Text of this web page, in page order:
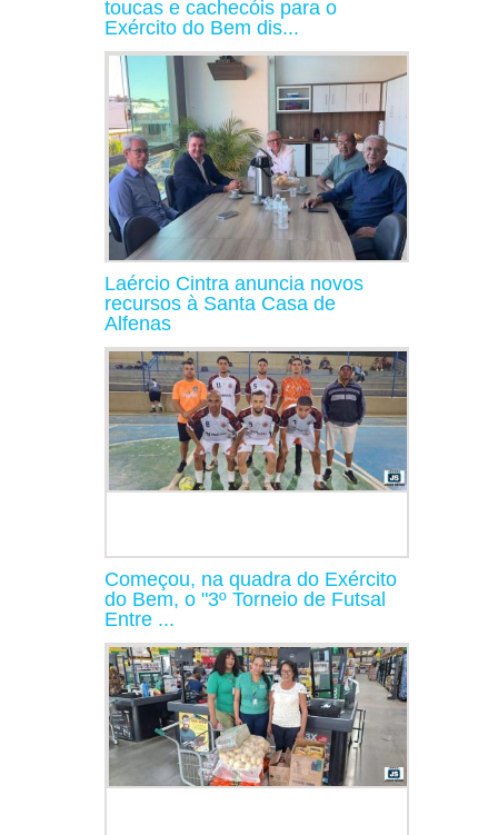
toucas e cachecóis para o
Exército do Bem dis...
Laércio Cintra anuncia novos
recursos à Santa Casa de
Alfenas
Começou, na quadra do Exército
do Bem, o "3º Torneio de Futsal
Entre ...